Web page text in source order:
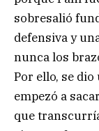
sobresalió
defensiva y
nunca los
Por ello, se dio
empezó a
que